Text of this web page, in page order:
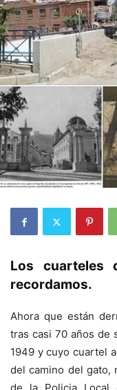
Los cuarteles
recordamos.
Ahora que están
tras casi 70 años de
1949 y cuyo cuartel
del camino del gato,